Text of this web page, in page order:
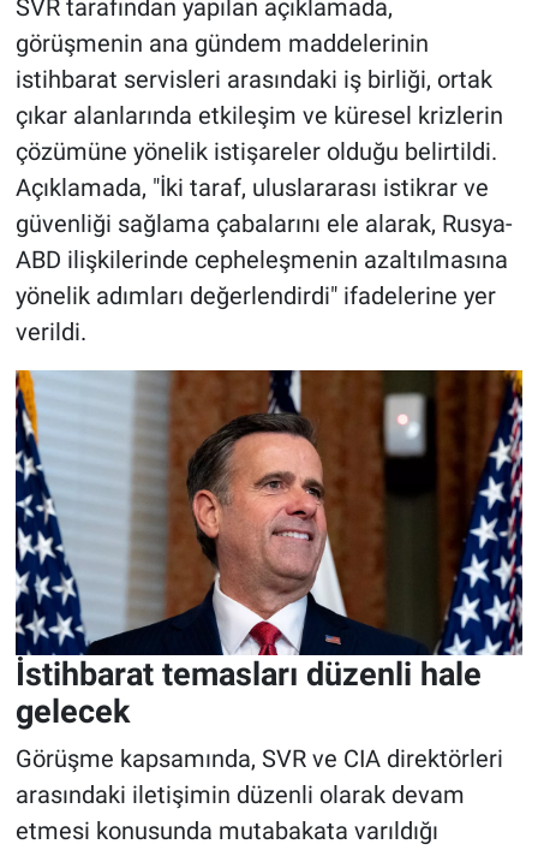
SVR tarafından yapılan açıklamada,
görüşmenin ana gündem maddelerinin
istihbarat servisleri arasındaki iş birliği, ortak
çıkar alanlarında etkileşim ve küresel krizlerin
çözümüne yönelik istişareler olduğu belirtildi.
Açıklamada, "İki taraf, uluslararası istikrar ve
güvenliği sağlama çabalarını ele alarak, Rusya-
ABD ilişkilerinde cepheleşmenin azaltılmasına
yönelik adımları değerlendirdi" ifadelerine yer
verildi.
İstihbarat temasları düzenli hale
gelecek
Görüşme kapsamında, SVR ve CIA direktörleri
arasındaki iletişimin düzenli olarak devam
etmesi konusunda mutabakata varıldığı